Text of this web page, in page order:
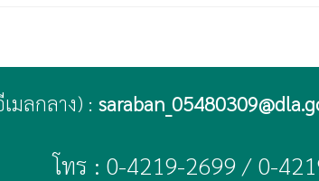
มลกลาง) :
โทร : 0-4219-2699 / 0-